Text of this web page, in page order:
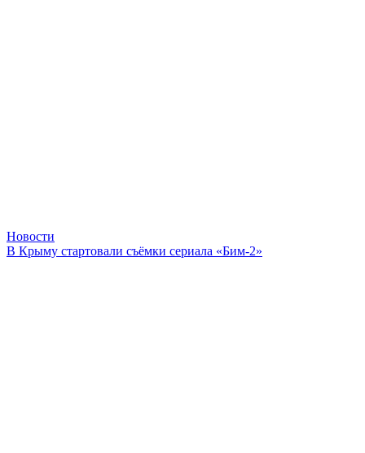
Новости
В Крыму стартовали съёмки сериала «Бим-2»